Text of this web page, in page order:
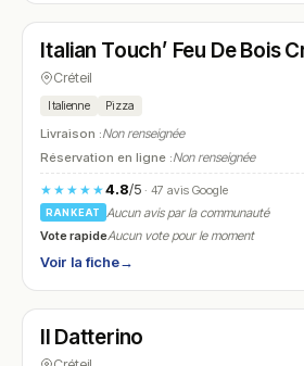
N° 4
Italian Touch’ Feu De Bois
Créteil
Italienne Pizza
Livraison :Non renseignée
Réservation en ligne :Non renseignée
★★★★★4.8/5· 47 avis Google
RANKEAT
Aucun avis par la communauté
Vote rapideAucun vote pour le moment
Voir la fiche→
N° 5
Il Datterino